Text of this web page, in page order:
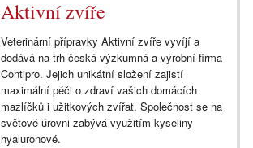
Aktivní zvíře
Veterinární přípravky Aktivní zvíře vyvíjí a
dodává na trh česká výzkumná a výrobní firma
Contipro. Jejich unikátní složení zajistí
maximální péči o zdraví vašich domácích
mazlíčků i užitkových zvířat. Společnost se na
světové úrovni zabývá využitím kyseliny
hyaluronové.